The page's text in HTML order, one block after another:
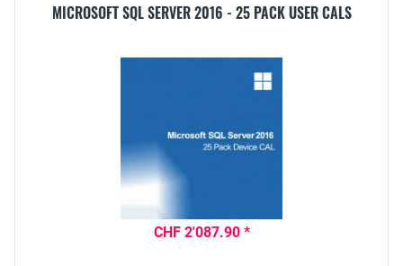
MICROSOFT SQL SERVER 2016 - 25 PACK USER CALS
CHF 2'087.90 *